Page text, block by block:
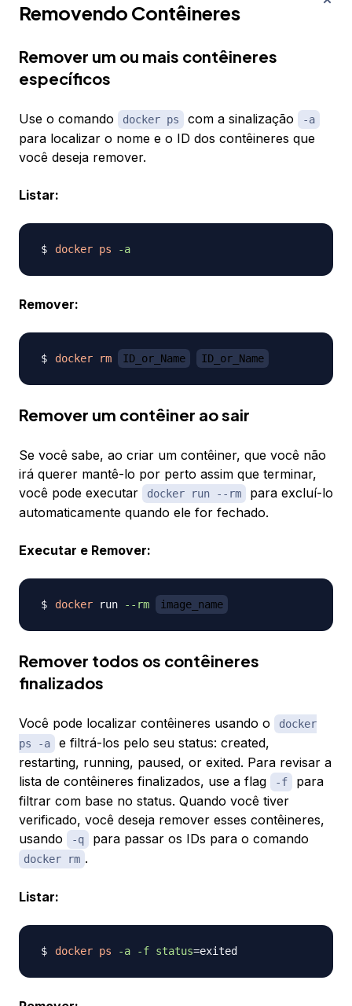
Removendo Contêineres
Remover um ou mais contêineres
específicos
Use o comando docker ps com a sinalização -a
para localizar o nome e o ID dos contêineres que
você deseja remover.
Listar:
docker ps -a
Remover:
docker rm ID_or_Name ID_or_Name
Remover um contêiner ao sair
Se você sabe, ao criar um contêiner, que você não
irá querer mantê-lo por perto assim que terminar,
você pode executar
docker run --rm
para excluí-lo
automaticamente quando ele for fechado.
Executar e Remover:
docker run --rm image_name
Remover todos os contêineres
finalizados
Você pode localizar contêineres usando o
docker
ps -a
e filtrá-los pelo seu status: created,
restarting, running, paused, or exited. Para revisar a
lista de contêineres finalizados, use a flag
-f
para
filtrar com base no status. Quando você tiver
verificado, você deseja remover esses contêineres,
usando
-q para passar os IDs para o comando
docker rm .
Listar:
docker ps -a -f status=